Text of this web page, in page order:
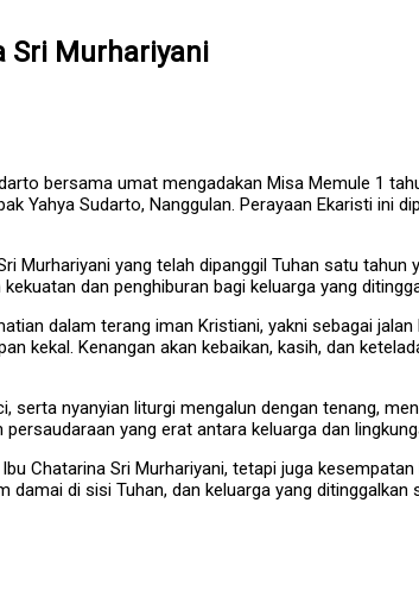
Sri Murhariyani
bersama umat mengadakan Misa Memule 1
Yahya Sudarto, Nanggulan. Perayaan Ekaristi ini
Murhariyani yang telah dipanggil Tuhan satu
dan penghiburan bagi keluarga yang
dalam terang iman Kristiani, yakni sebagai
kekal. Kenangan akan kebaikan, kasih, dan
nyanyian liturgi mengalun dengan tenang,
yang erat antara keluarga dan
Chatarina Sri Murhariyani, tetapi juga
di sisi Tuhan, dan keluarga yang